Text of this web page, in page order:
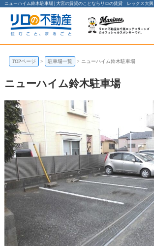
ニューハイム鈴木駐車場 | 大宮の賃貸のことならリロの賃貸 レックス大興
TOPページ 駐車場一覧 ニューハイム鈴木駐車場
ニューハイム鈴木駐車場